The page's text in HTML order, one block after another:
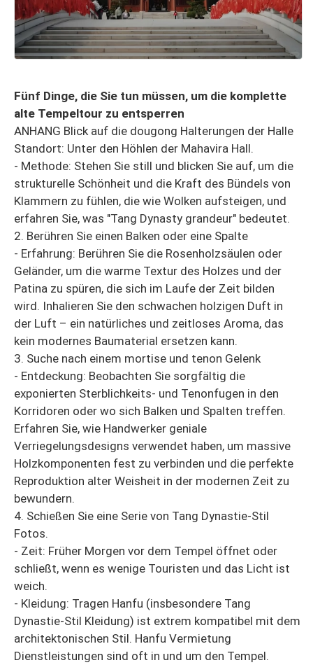
Fünf Dinge, die Sie tun müssen, um die komplette
alte Tempeltour zu entsperren
ANHANG Blick auf die dougong Halterungen der Halle
Standort: Unter den Höhlen der Mahavira Hall.
- Methode: Stehen Sie still und blicken Sie auf, um die
strukturelle Schönheit und die Kraft des Bündels von
Klammern zu fühlen, die wie Wolken aufsteigen, und
erfahren Sie, was "Tang Dynasty grandeur" bedeutet.
2. Berühren Sie einen Balken oder eine Spalte
- Erfahrung: Berühren Sie die Rosenholzsäulen oder
Geländer, um die warme Textur des Holzes und der
Patina zu spüren, die sich im Laufe der Zeit bilden
wird. Inhalieren Sie den schwachen holzigen Duft in
der Luft – ein natürliches und zeitloses Aroma, das
kein modernes Baumaterial ersetzen kann.
3. Suche nach einem mortise und tenon Gelenk
- Entdeckung: Beobachten Sie sorgfältig die
exponierten Sterblichkeits- und Tenonfugen in den
Korridoren oder wo sich Balken und Spalten treffen.
Erfahren Sie, wie Handwerker geniale
Verriegelungsdesigns verwendet haben, um massive
Holzkomponenten fest zu verbinden und die perfekte
Reproduktion alter Weisheit in der modernen Zeit zu
bewundern.
4. Schießen Sie eine Serie von Tang Dynastie-Stil
Fotos.
- Zeit: Früher Morgen vor dem Tempel öffnet oder
schließt, wenn es wenige Touristen und das Licht ist
weich.
- Kleidung: Tragen Hanfu (insbesondere Tang
Dynastie-Stil Kleidung) ist extrem kompatibel mit dem
architektonischen Stil. Hanfu Vermietung
Dienstleistungen sind oft in und um den Tempel.